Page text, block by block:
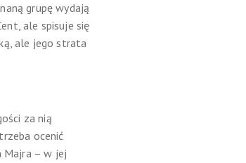
grupę wydają
ale spisuje się
ale jego strata
za nią
ocenić
Majra – w jej